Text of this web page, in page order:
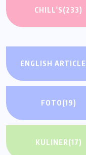
CHILL'S(233)
ENGLISH ARTICLE
FOTO(19)
KULINER(17)